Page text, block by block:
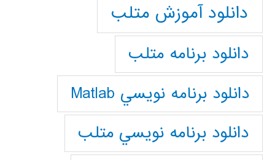
دانلود آموزش متلب
دانلود برنامه متلب
دانلود برنامه نويسي Matlab
دانلود برنامه نويسي متلب